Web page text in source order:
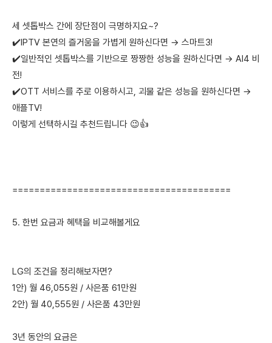
세 셋톱박스 간에 장단점이 극명하지요~?
✔️IPTV 본연의 즐거움을 가볍게 원하신다면 → 스마트3!
✔️일반적인 셋톱박스를 기반으로 짱짱한 성능을 원하신다면 → AI4 비
전!
✔️OTT 서비스를 주로 이용하시고, 괴물 같은 성능을 원하신다면 →
애플TV!
이렇게 선택하시길 추천드립니다 😉👍
========================================
5. 한번 요금과 혜택을 비교해볼게요
LG의 조건을 정리해보자면?
1안) 월 46,055원 / 사은품 61만원
2안) 월 40,555원 / 사은품 43만원
3년 동안의 요금은